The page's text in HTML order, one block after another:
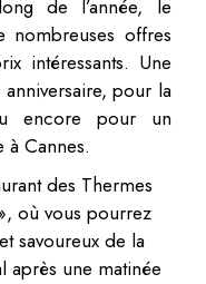
de l’année, le
nombreuses offres
intéressants. Une
pour la
encore pour un
Cannes.
des Thermes
où vous pourrez
savoureux de la
après une matinée